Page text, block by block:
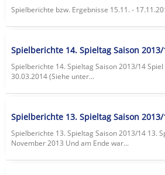
Spielberichte bzw. Ergebnisse 15.11. -
Spielberichte 14. Spieltag Saison 2013/
Spielberichte 14. Spieltag Saison 2013/14
30.03.2014 (Siehe unter...
Spielberichte 13. Spieltag Saison 2013/
Spielberichte 13. Spieltag Saison 2013/14 13.
November 2013 Und am Ende war...